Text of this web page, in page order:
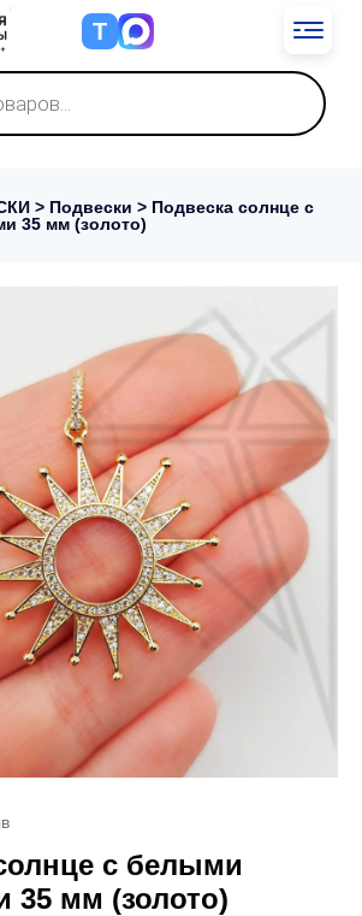
Т
> Подвески > Подвеска солнце с
35 мм (золото)
с белыми
35 мм (золото)